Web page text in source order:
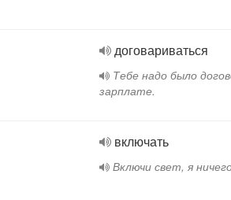
договариваться
Тебе надо было
зарплате.
включать
Включи свет, я